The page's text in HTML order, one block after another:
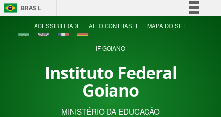
BRASIL
Simplifique!
Acesso à informação
ACESSIBILIDADE ALTO CONTRASTE MAPA DO SITE
IF GOIANO
Instituto Federal
Goiano
MINISTÉRIO DA EDUCAÇÃO